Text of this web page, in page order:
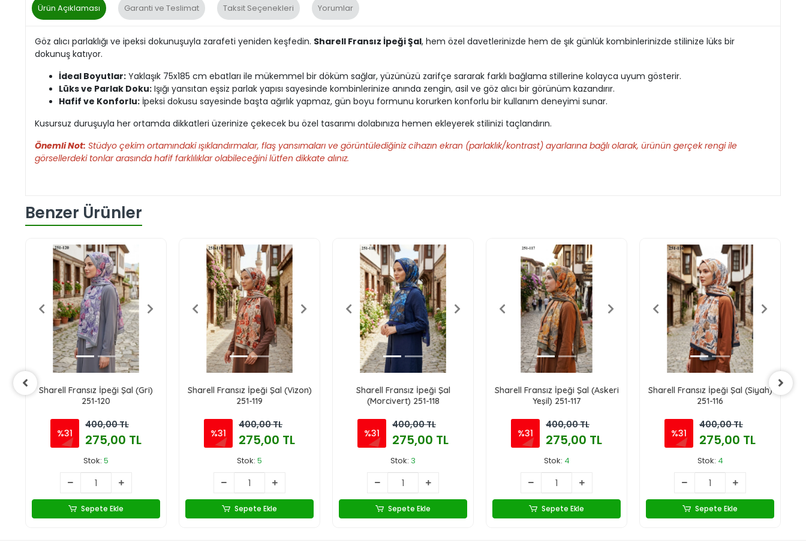
Ürün Açıklaması Garanti ve Teslimat Taksit Seçenekleri Yorumlar
Göz alıcı parlaklığı ve ipeksi dokunuşuyla zarafeti yeniden keşfedin. Sharell Fransız İpeği Şal, hem özel davetlerinizde hem de şık günlük kombinlerinizde stilinize lüks bir
dokunuş katıyor.
İdeal Boyutlar: Yaklaşık 75x185 cm ebatları ile mükemmel bir döküm sağlar, yüzünüzü zarifçe sararak farklı bağlama stillerine kolayca uyum gösterir.
Lüks ve Parlak Doku: Işığı yansıtan eşsiz parlak yapısı sayesinde kombinlerinize anında zengin, asil ve göz alıcı bir görünüm kazandırır.
Hafif ve Konforlu: İpeksi dokusu sayesinde başta ağırlık yapmaz, gün boyu formunu korurken konforlu bir kullanım deneyimi sunar.
Kusursuz duruşuyla her ortamda dikkatleri üzerinize çekecek bu özel tasarımı dolabınıza hemen ekleyerek stilinizi taçlandırın.
Önemli Not: Stüdyo çekim ortamındaki ışıklandırmalar, flaş yansımaları ve görüntülediğiniz cihazın ekran (parlaklık/kontrast) ayarlarına bağlı olarak, ürünün gerçek rengi ile
görsellerdeki tonlar arasında hafif farklılıklar olabileceğini lütfen dikkate alınız.
Benzer Ürünler
Sharell Fransız İpeği Şal (Gri)
251-120
%31
400,00 TL
275,00 TL
Stok: 5
Sepete Ekle
Sharell Fransız İpeği Şal (Vizon)
251-119
%31
400,00 TL
275,00 TL
Stok: 5
Sepete Ekle
Sharell Fransız İpeği Şal
(Morcivert) 251-118
%31
400,00 TL
275,00 TL
Stok: 3
Sepete Ekle
Sharell Fransız İpeği Şal (Askeri
Yeşil) 251-117
%31
400,00 TL
275,00 TL
Stok: 4
Sepete Ekle
Sharell Fransız İpeği Şal (Siyah)
251-116
%31
400,00 TL
275,00 TL
Stok: 4
Sepete Ekle